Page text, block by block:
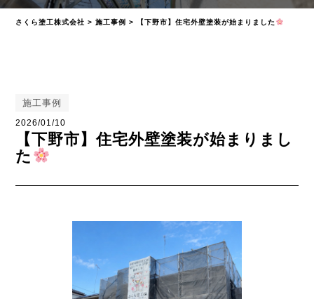
さくら塗工株式会社 >施工事例 > 【下野市】住宅外壁塗装が始まりました
施工事例
2026/01/10
【下野市】住宅外壁塗装が始まりまし
た